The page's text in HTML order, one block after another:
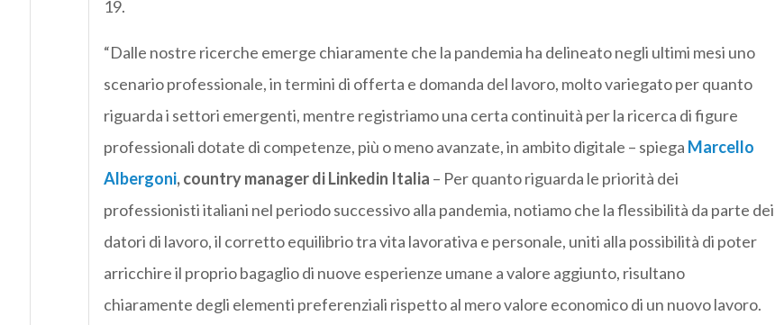
19.
“Dalle nostre ricerche emerge chiaramente che la pandemia ha delineato negli ultimi mesi uno
scenario professionale, in termini di offerta e domanda del lavoro, molto variegato per quanto
riguarda i settori emergenti, mentre registriamo una certa continuità per la ricerca di figure
professionali dotate di competenze, più o meno avanzate, in ambito digitale – spiega Marcello
Albergoni, country manager di Linkedin Italia – Per quanto riguarda le priorità dei
professionisti italiani nel periodo successivo alla pandemia, notiamo che la flessibilità da parte dei
datori di lavoro, il corretto equilibrio tra vita lavorativa e personale, uniti alla possibilità di poter
arricchire il proprio bagaglio di nuove esperienze umane a valore aggiunto, risultano
chiaramente degli elementi preferenziali rispetto al mero valore economico di un nuovo lavoro.